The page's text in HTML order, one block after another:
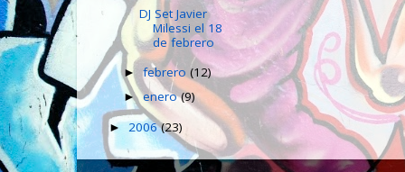
DJ Set Javier
Milessi el 18
de febrero
►febrero(12)
►enero(9)
► 2006(23)